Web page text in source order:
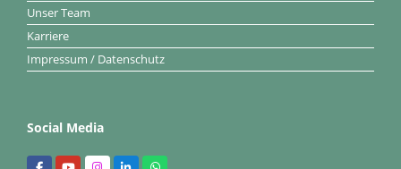
Unser Team
Karriere
Impressum / Datenschutz
Social Media